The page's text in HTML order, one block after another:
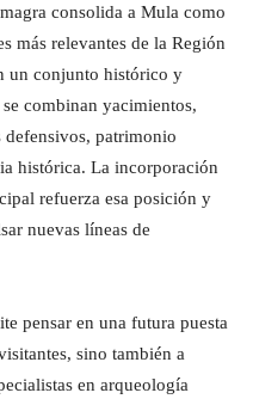
consolida a Mula como
más relevantes de la Región
un conjunto histórico y
combinan yacimientos,
defensivos, patrimonio
histórica. La incorporación
refuerza esa posición y
nuevas líneas de
pensar en una futura puesta
sino también a
en arqueología